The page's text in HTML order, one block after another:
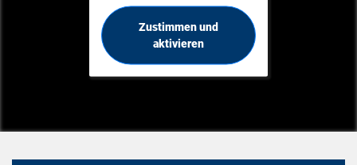
Zustimmen und
aktivieren